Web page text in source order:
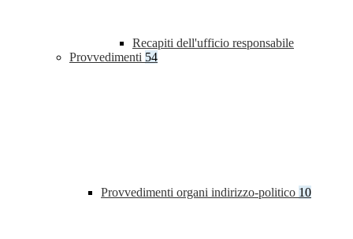
Recapiti dell'ufficio responsabile
Provvedimenti 54
Provvedimenti organi indirizzo-politico 10